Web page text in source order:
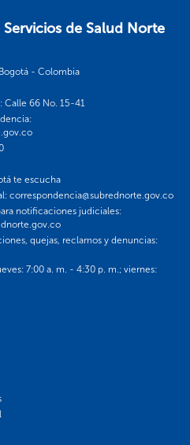
de Salud Norte
- Colombia
Calle 66 No. 15-41
te escucha
correspondencia@subrednorte.gov.co
notificaciones judiciales:
quejas, reclamos y denuncias:
7:00 a. m. - 4:30 p. m.; viernes: